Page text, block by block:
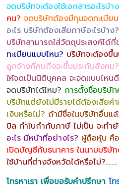
จดบริษัทจะต้องใช้เอกสารอะไรบ้า
คน? จดบริษัทต้องมีทุนจดทะเบียน
อะไร บริษัทต้องเสียภาษีอะไรบ้าง?
บริษัทสามารถใส่วัตถุประสงค์ได้กี่
ทะเบียนแบบไหน? บริษัทจะต้องขึ้
ลูกจ้างกี่คนถึงจะขึ้นประกันสังคม?
ให้จดเป็นนิติบุคคล จะจดแบบไหน
จดบริษัทได้ไหม? การตั้งชื่อบริษัท
บริษัทแต่ยังไม่มีรายได้ต้องเสีย
เงินหรือไม่? ถ้ามีชื่อในบริษัทอื่นแ
บิล ทำใบกำกับภาษี ไม่เป็น จะทำ
อะไร มีหน้าที่อย่างไร? ผู้ถือหุ้น คือ
เปิดบัญชีกับธนาคาร ในนามบริษั
ใช้บ้านที่ต่างจังหวัดได้หรือไม่?……..
โทรหาเรา เพื่อขอรับคำปรึกษา โ